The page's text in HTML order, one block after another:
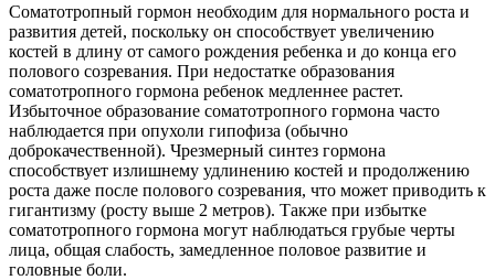
Соматотропный гормон необходим для нормального роста и
развития детей, поскольку он способствует увеличению
костей в длину от самого рождения ребенка и до конца его
полового созревания. При недостатке образования
соматотропного гормона ребенок медленнее растет.
Избыточное образование соматотропного гормона часто
наблюдается при опухоли гипофиза (обычно
доброкачественной). Чрезмерный синтез гормона
способствует излишнему удлинению костей и продолжению
роста даже после полового созревания, что может приводить к
гигантизму (росту выше 2 метров). Также при избытке
соматотропного гормона могут наблюдаться грубые черты
лица, общая слабость, замедленное половое развитие и
головные боли.